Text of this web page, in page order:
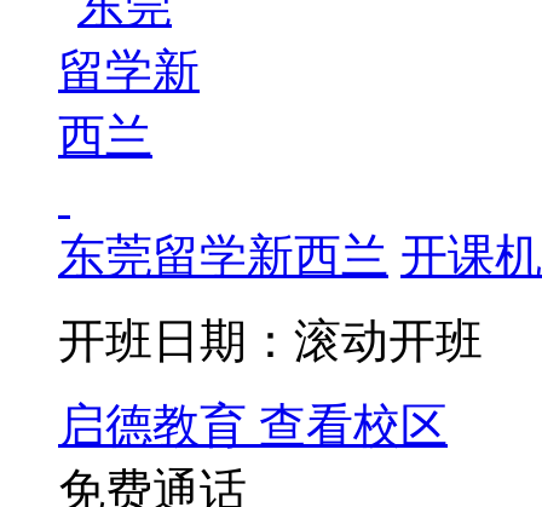
东莞留学新西兰 开课
开班日期：滚动开班
启德教育 查看校区
免费通话